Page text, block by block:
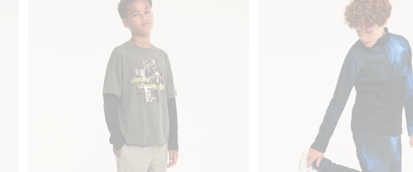
Spodnie z regulowanym pasem, Dodaj do listy ulubioneSpodnie z regulowanym pasem,